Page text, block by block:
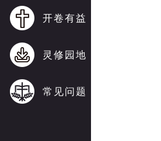
开卷有益
灵修园地
常见问题